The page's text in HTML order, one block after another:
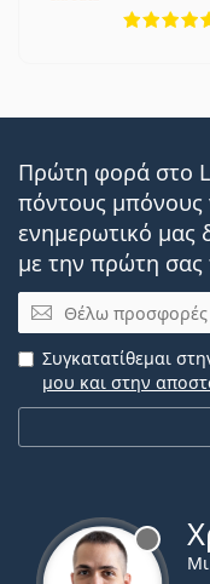
Πρώτη φορά στο
πόντους μπόνους
ενημερωτικό μας
με την πρώτη σας
Email
Συγκατατίθεμαι
μου και στην